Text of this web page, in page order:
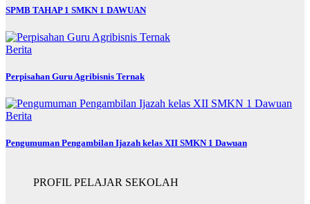
SPMB TAHAP 1 SMKN 1 DAWUAN
Berita
Perpisahan Guru Agribisnis Ternak
Berita
Pengumuman Pengambilan Ijazah kelas XII SMKN 1 Dawuan
PROFIL PELAJAR SEKOLAH